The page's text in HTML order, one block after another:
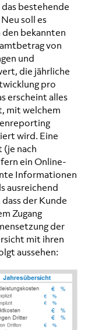
bestehende
soll es
den bekannten
von
und
die jährliche
pro
erscheint alles
mit welchem
wird. Eine
nach
ein Online-
Informationen
ausreichend
der Kunde
Zugang
der
mit ihren
aussehen: